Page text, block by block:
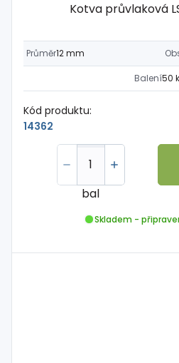
Kotva průvlaková
Průměr12 mm
Balení50
Kód produktu:
14362
bal
Skladem -